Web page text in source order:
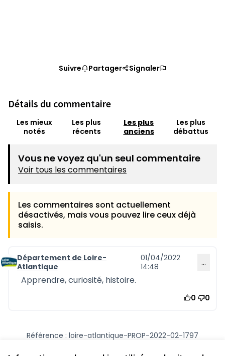
Suivre Partager Signaler
Détails du commentaire
Les mieux
notés
Les plus
récents
Les plus
anciens
Les plus
débattus
Vous ne voyez qu'un seul commentaire
Voir tous les commentaires
Les commentaires sont actuellement
désactivés, mais vous pouvez lire ceux déjà
saisis.
Commentaire 1215
Département de Loire-
Atlantique
01/04/2022
14:48
…
Apprendre, curiosité, histoire.
0 0
Référence : loire-atlantique-PROP-2022-02-1797
Vérifiez l'empreinte numérique